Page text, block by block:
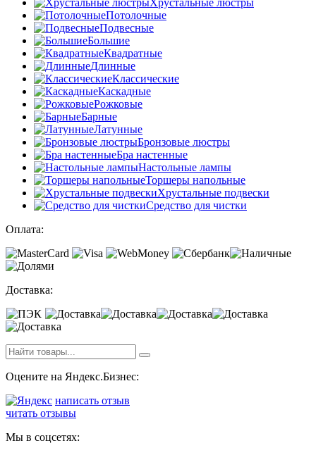
Хрустальные люстры
Потолочные
Подвесные
Большие
Квадратные
Длинные
Классические
Каскадные
Рожковые
Барные
Латунные
Бронзовые люстры
Бра настенные
Настольные лампы
Торшеры напольные
Хрустальные подвески
Средство для чистки
Оплата:
Доставка:
Оцените на Яндекс.Бизнес:
написать отзыв
читать отзывы
Мы в соцсетях: